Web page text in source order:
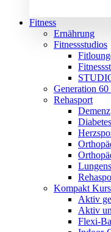
Fitness
Ernährung
Fitnessstudios
Generation 60
Rehasport
Demenz
Diabetes
Kompakt
Aktiv
Aktiv
Flexi-